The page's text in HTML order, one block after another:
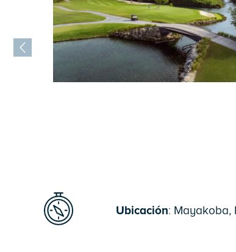
Ubicación: Mayakoba,